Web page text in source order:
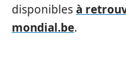
disponiblesà
mondial.be.